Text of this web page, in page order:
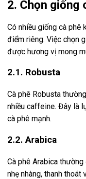
2. Chọn giống
Có nhiều giống cà phê
điểm riêng. Việc chọn
được hương vị mong
2.1. Robusta
Cà phê Robusta
nhiều caffeine. Đây là
cà phê mạnh.
2.2. Arabica
Cà phê Arabica
nhẹ nhàng, thanh thoát